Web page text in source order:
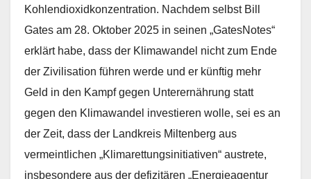
Kohlendioxidkonzentration. Nachdem selbst Bill
Gates am 28. Oktober 2025 in seinen „GatesNotes“
erklärt habe, dass der Klimawandel nicht zum Ende
der Zivilisation führen werde und er künftig mehr
Geld in den Kampf gegen Unterernährung statt
gegen den Klimawandel investieren wolle, sei es an
der Zeit, dass der Landkreis Miltenberg aus
vermeintlichen „Klimarettungsinitiativen“ austrete,
insbesondere aus der defizitären „Energieagentur